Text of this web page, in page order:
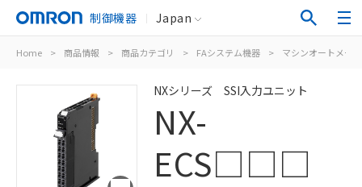
制御機器 Japan
Home > 商品情報 > 商品カテゴリ > FAシステム機器 > マシンオートメー
NXシリーズ SSI入力ユニット
NX-
ECS□□□